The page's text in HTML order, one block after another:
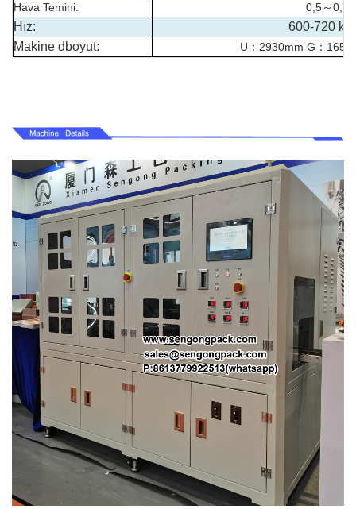
Hava Temini: 0,5～
Hız:
600-720
Makine d boyut: U：2930mm G：